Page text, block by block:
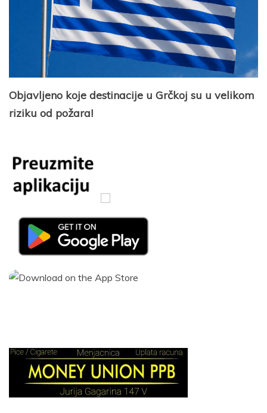
Objavljeno koje destinacije u Grčkoj su u velikom
riziku od požara!